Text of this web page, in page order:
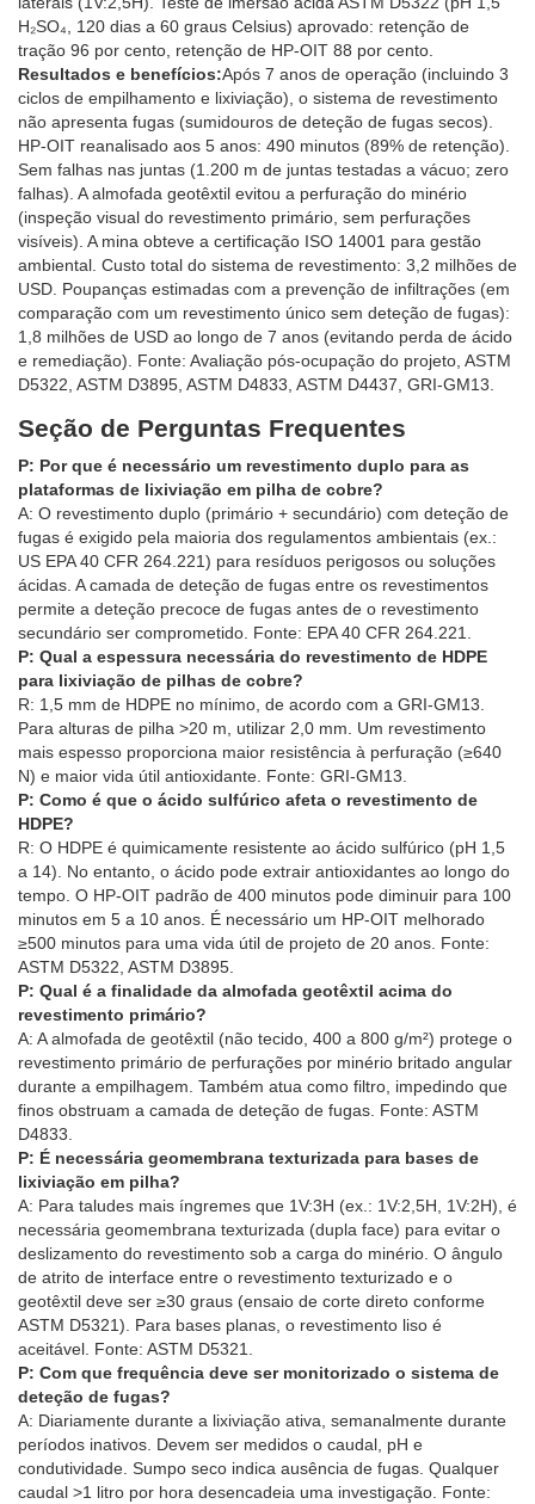
H₂SO₄, 120 dias a 60 graus Celsius) aprovado: retenção de
tração 96 por cento, retenção de HP-OIT 88 por cento.
Resultados e benefícios:Após 7 anos de operação (incluindo 3
ciclos de empilhamento e lixiviação), o sistema de revestimento
não apresenta fugas (sumidouros de deteção de fugas secos).
HP-OIT reanalisado aos 5 anos: 490 minutos (89% de retenção).
Sem falhas nas juntas (1.200 m de juntas testadas a vácuo; zero
falhas). A almofada geotêxtil evitou a perfuração do minério
(inspeção visual do revestimento primário, sem perfurações
visíveis). A mina obteve a certificação ISO 14001 para gestão
ambiental. Custo total do sistema de revestimento: 3,2 milhões de
USD. Poupanças estimadas com a prevenção de infiltrações (em
comparação com um revestimento único sem deteção de fugas):
1,8 milhões de USD ao longo de 7 anos (evitando perda de ácido
e remediação). Fonte: Avaliação pós-ocupação do projeto, ASTM
D5322, ASTM D3895, ASTM D4833, ASTM D4437, GRI-GM13.
Seção de Perguntas Frequentes
P: Por que é necessário um revestimento duplo para as
plataformas de lixiviação em pilha de cobre?
A: O revestimento duplo (primário + secundário) com deteção de
fugas é exigido pela maioria dos regulamentos ambientais (ex.:
US EPA 40 CFR 264.221) para resíduos perigosos ou soluções
ácidas. A camada de deteção de fugas entre os revestimentos
permite a deteção precoce de fugas antes de o revestimento
secundário ser comprometido. Fonte: EPA 40 CFR 264.221.
P: Qual a espessura necessária do revestimento de HDPE
para lixiviação de pilhas de cobre?
R: 1,5 mm de HDPE no mínimo, de acordo com a GRI-GM13.
Para alturas de pilha >20 m, utilizar 2,0 mm. Um revestimento
mais espesso proporciona maior resistência à perfuração (≥640
N) e maior vida útil antioxidante. Fonte: GRI-GM13.
P: Como é que o ácido sulfúrico afeta o revestimento de
HDPE?
R: O HDPE é quimicamente resistente ao ácido sulfúrico (pH 1,5
a 14). No entanto, o ácido pode extrair antioxidantes ao longo do
tempo. O HP-OIT padrão de 400 minutos pode diminuir para 100
minutos em 5 a 10 anos. É necessário um HP-OIT melhorado
≥500 minutos para uma vida útil de projeto de 20 anos. Fonte:
ASTM D5322, ASTM D3895.
P: Qual é a finalidade da almofada geotêxtil acima do
revestimento primário?
A: A almofada de geotêxtil (não tecido, 400 a 800 g/m²) protege o
revestimento primário de perfurações por minério britado angular
durante a empilhagem. Também atua como filtro, impedindo que
finos obstruam a camada de deteção de fugas. Fonte: ASTM
D4833.
P: É necessária geomembrana texturizada para bases de
lixiviação em pilha?
A: Para taludes mais íngremes que 1V:3H (ex.: 1V:2,5H, 1V:2H), é
necessária geomembrana texturizada (dupla face) para evitar o
deslizamento do revestimento sob a carga do minério. O ângulo
de atrito de interface entre o revestimento texturizado e o
geotêxtil deve ser ≥30 graus (ensaio de corte direto conforme
ASTM D5321). Para bases planas, o revestimento liso é
aceitável. Fonte: ASTM D5321.
P: Com que frequência deve ser monitorizado o sistema de
deteção de fugas?
A: Diariamente durante a lixiviação ativa, semanalmente durante
períodos inativos. Devem ser medidos o caudal, pH e
condutividade. Sumpo seco indica ausência de fugas. Qualquer
caudal >1 litro por hora desencadeia uma investigação. Fonte: